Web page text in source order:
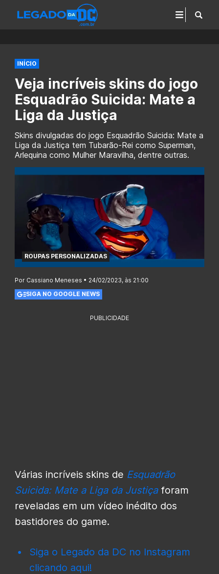
INÍCIO
Veja incríveis skins do jogo
Esquadrão Suicida: Mate a
Liga da Justiça
Skins divulgadas do jogo Esquadrão Suicida: Mate a
Liga da Justiça tem Tubarão-Rei como Superman,
Arlequina como Mulher Maravilha, dentre outras.
ROUPAS PERSONALIZADAS
Por Cassiano Meneses • 24/02/2023, às 21:00
SIGA NO GOOGLE NEWS
PUBLICIDADE
Várias incríveis skins de Esquadrão
Suicida: Mate a Liga da Justiçaforam
reveladas em um vídeo inédito dos
bastidores do game.
Siga o Legado da DC no Instagram
clicando aqui!